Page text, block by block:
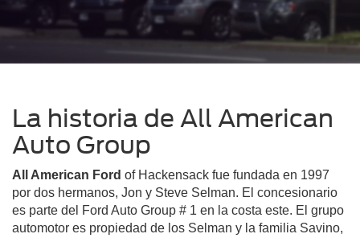
La historia de All American
Auto Group
All American Ford of Hackensack fue fundada en 1997
por dos hermanos, Jon y Steve Selman. El concesionario
es parte del Ford Auto Group # 1 en la costa este. El grupo
automotor es propiedad de los Selman y la familia Savino,